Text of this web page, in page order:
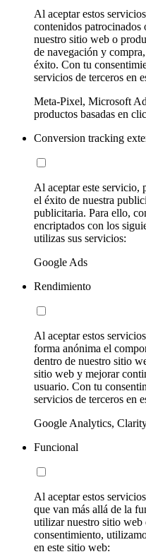
Al aceptar estos
contenidos patrocinados
nuestro sitio web o
de navegación y
éxito. Con tu
servicios de terceros en
Meta-Pixel, Microsoft
productos basadas en
Conversion tracking
Al aceptar este servicio,
el éxito de nuestra
publicitaria. Para ello,
encriptados con los
utilizas sus servicios:
Google Ads
Rendimiento
Al aceptar estos
forma anónima el
dentro de nuestro sitio
sitio web y mejorar
usuario. Con tu
servicios de terceros en
Google Analytics,
Funcional
Al aceptar estos
que van más allá de la
utilizar nuestro sitio
consentimiento,
en este sitio web: